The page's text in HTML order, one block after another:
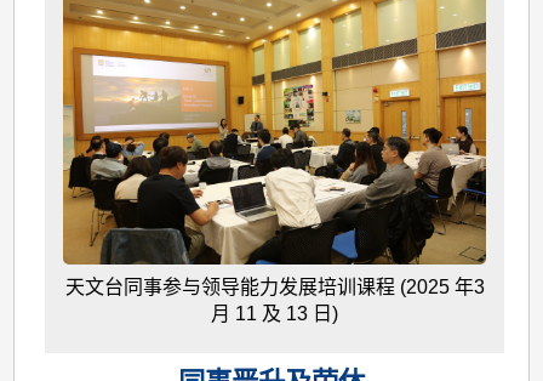
天文台同事参与领导能力发展培训课程 (2025 年3
月 11 及 13 日)